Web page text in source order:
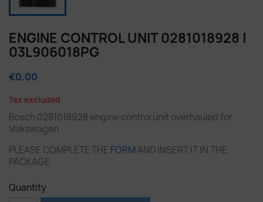
ENGINE CONTROL UNIT 0281018928 |
03L906018PG
€0.00
Tax excluded
Bosch 0281018928 engine control unit overhauled for
Volkswagen
PLEASE COMPLETE THE FORM AND INSERT IT IN THE
PACKAGE
Quantity